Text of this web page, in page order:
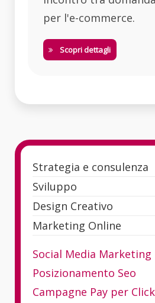
per l'e-commerce.
Scopri dettagli
Strategia e consulenza
Sviluppo
Design Creativo
Marketing Online
Social Media Marketing
Posizionamento Seo
Campagne Pay per Click